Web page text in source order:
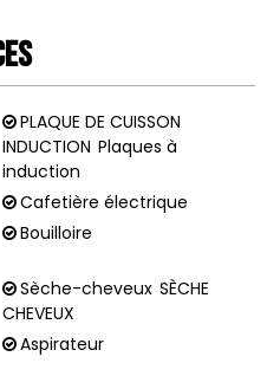
PLAQUE DE CUISSON
INDUCTION Plaques à
induction
Cafetière électrique
Bouilloire
Sèche-cheveux SÈCHE
CHEVEUX
Aspirateur